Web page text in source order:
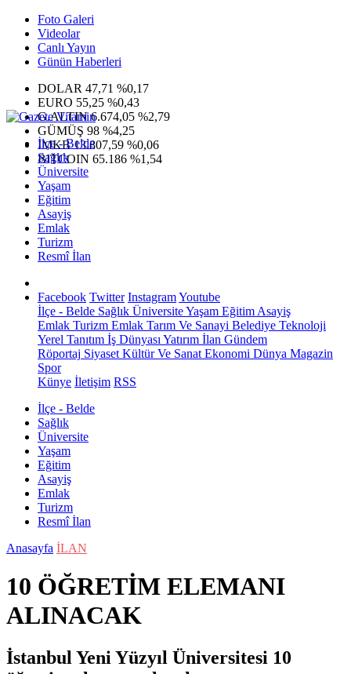
Foto Galeri
Videolar
Canlı Yayın
Günün Haberleri
DOLAR 47,71 %0,17
EURO 55,25 %0,43
G.ALTIN6.674,05 %2,79
GÜMÜŞ 98 %4,25
IMKB13.807,59 %0,06
BITCOIN 65.186 %1,54
İlçe - Belde
Sağlık
Üniversite
Yaşam
Eğitim
Asayiş
Emlak
Turizm
Resmî İlan
Facebook Twitter InstagramYoutube
İlçe - Belde Sağlık ÜniversiteYaşam Eğitim Asayiş
Emlak Turizm Emlak Tarım Ve Sanayi Belediye Teknoloji
Yerel Tanıtım İş Dünyası Yatırım İlan Gündem
Röportaj Siyaset Kültür Ve Sanat Ekonomi Dünya Magazin
Spor
Künye İletişim RSS
İlçe - Belde
Sağlık
Üniversite
Yaşam
Eğitim
Asayiş
Emlak
Turizm
Resmî İlan
Anasayfa İLAN
10 ÖĞRETİM ELEMANI
ALINACAK
İstanbul Yeni Yüzyıl Üniversitesi 10